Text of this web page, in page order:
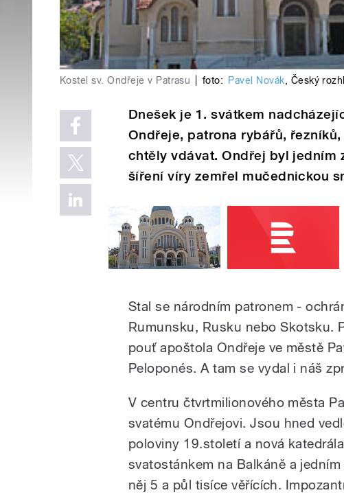
Kostel sv. Ondřeje v Patrasu foto: Pavel Novák, Český
Dnešek je 1. svátkem
Ondřeje, patrona rybářů,
chtěly vdávat. Ondřej byl jedním
šíření víry zemřel mučednickou
Stal se národním patronem -
Rumunsku, Rusku nebo Skotsku.
pouť apoštola Ondřeje ve městě
Peloponés. A tam se vydal i náš
V centru čtvrtmilionového města
svatému Ondřejovi. Jsou hned
poloviny 19.století a nová
svatostánkem na Balkáně a
něj 5 a půl tisíce věřících.